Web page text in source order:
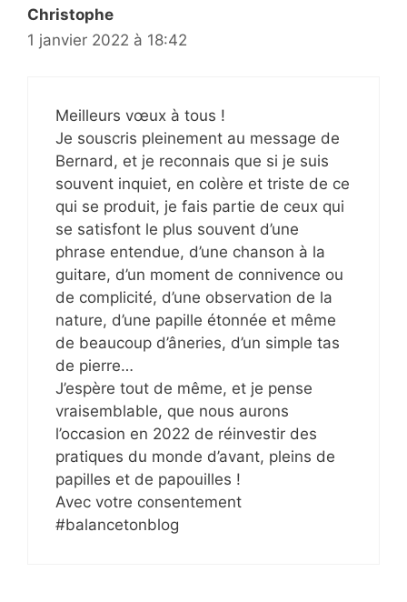
Christophe
1 janvier 2022 à 18:42
Meilleurs vœux à tous !
Je souscris pleinement au message de
Bernard, et je reconnais que si je suis
souvent inquiet, en colère et triste de ce
qui se produit, je fais partie de ceux qui
se satisfont le plus souvent d’une
phrase entendue, d’une chanson à la
guitare, d’un moment de connivence ou
de complicité, d’une observation de la
nature, d’une papille étonnée et même
de beaucoup d’âneries, d’un simple tas
de pierre…
J’espère tout de même, et je pense
vraisemblable, que nous aurons
l’occasion en 2022 de réinvestir des
pratiques du monde d’avant, pleins de
papilles et de papouilles !
Avec votre consentement
#balancetonblog